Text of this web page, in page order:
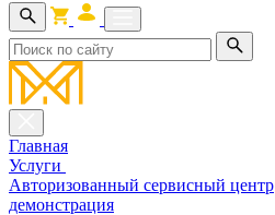
Главная
Услуги
Авторизованный сервисный центр
демонстрация